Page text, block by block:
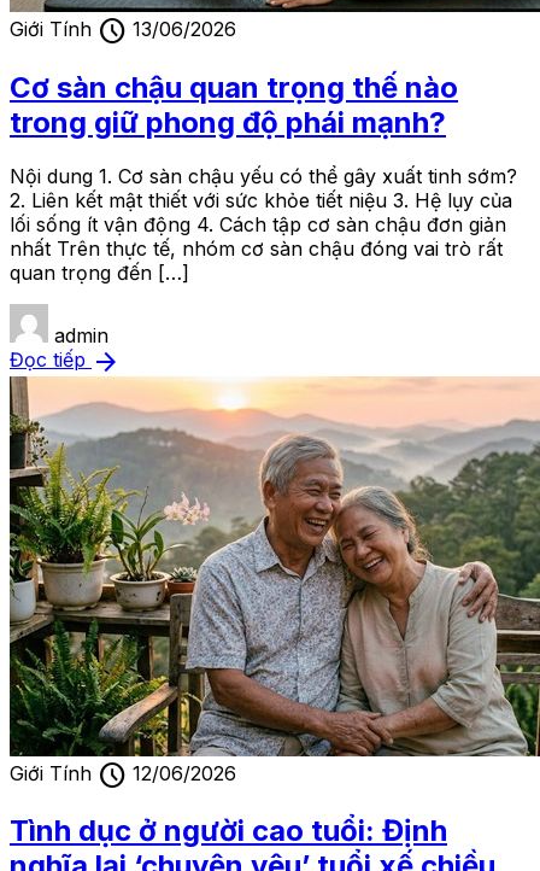
Giới Tính schedule 13/06/2026
Cơ sàn chậu quan trọng thế nào
trong giữ phong độ phái mạnh?
Nội dung 1. Cơ sàn chậu yếu có thể gây xuất tinh sớm?
2. Liên kết mật thiết với sức khỏe tiết niệu 3. Hệ lụy của
lối sống ít vận động 4. Cách tập cơ sàn chậu đơn giản
nhất Trên thực tế, nhóm cơ sàn chậu đóng vai trò rất
quan trọng đến […]
admin
Đọc tiếp arrow_forward
Giới Tính schedule 12/06/2026
Tình dục ở người cao tuổi: Định